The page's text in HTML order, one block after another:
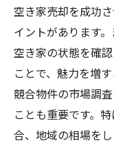
空き家売却を成功
イントがあります
空き家の状態を確
ことで、魅力を増
競合物件の市場調
ことも重要です。
合、地域の相場を